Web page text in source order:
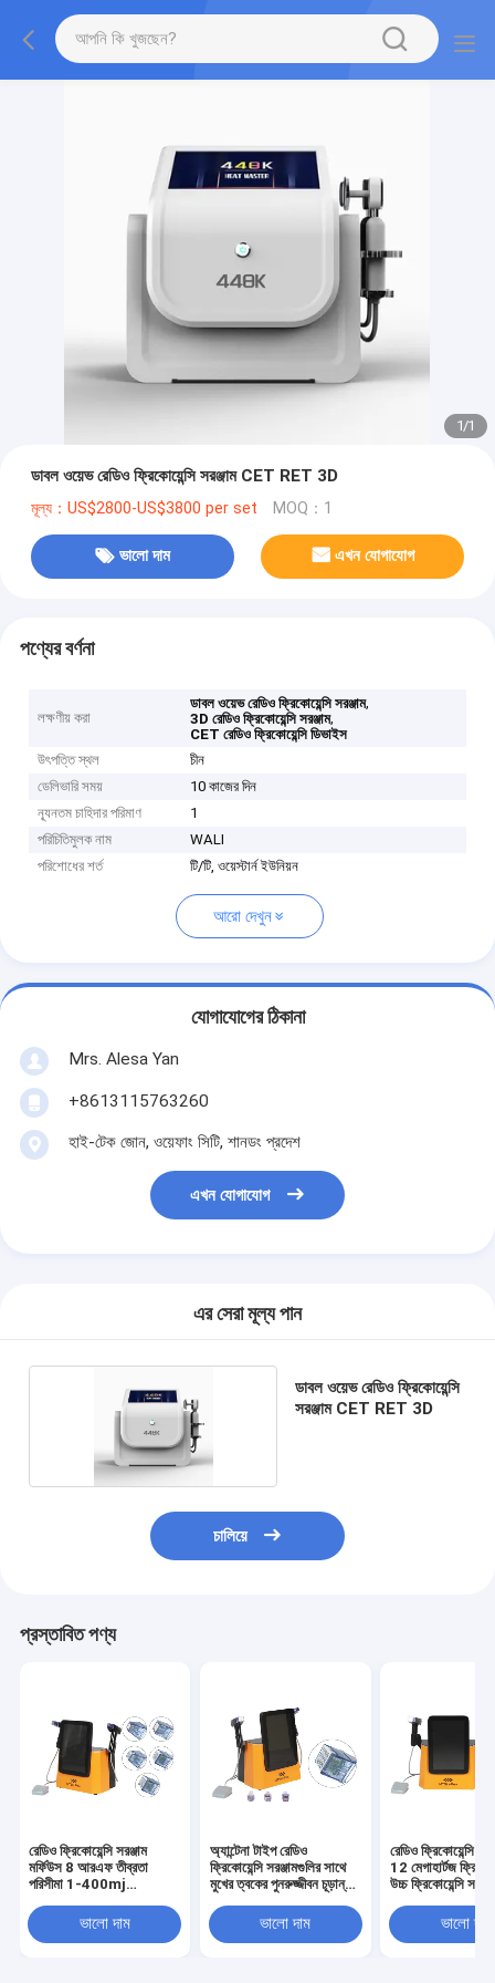
1/1
ডাবল ওয়েভ রেডিও ফ্রিকোয়েন্সি সরঞ্জাম CET RET 3D
মূল্য：US$2800-US$3800 per set MOQ：1
ভালো দাম এখন যোগাযোগ
পণ্যের বর্ণনা
লক্ষণীয় করা
ডাবল ওয়েভ রেডিও ফ্রিকোয়েন্সি সরঞ্জাম,
3D রেডিও ফ্রিকোয়েন্সি সরঞ্জাম,
CET রেডিও ফ্রিকোয়েন্সি ডিভাইস
উৎপত্তি স্থল
চীন
ডেলিভারি সময়
10 কাজের দিন
ন্যূনতম চাহিদার পরিমাণ
1
পরিচিতিমুলক নাম
WALI
পরিশোধের শর্ত
টি/টি, ওয়েস্টার্ন ইউনিয়ন
আরো দেখুন
যোগাযোগের ঠিকানা
Mrs. Alesa Yan
+8613115763260
হাই-টেক জোন, ওয়েফাং সিটি, শানডং প্রদেশ
এখন যোগাযোগ
এর সেরা মূল্য পান
ডাবল ওয়েভ রেডিও ফ্রিকোয়েন্সি
সরঞ্জাম CET RET 3D
চালিয়ে
প্রস্তাবিত পণ্য
রেডিও ফ্রিকোয়েন্সি সরঞ্জাম
মর্ফিউস 8 আরএফ তীব্রতা
পরিসীমা 1-400mj
ভোল্টেজ সঙ্গে আপনার ব্যবসা
আপগ্রেড
ভালো দাম
অ্যান্টেনা টাইপ রেডিও
ফ্রিকোয়েন্সি সরঞ্জামগুলির সাথে
মুখের ত্বকের পুনরুজ্জীবন চূড়ান্ত
ভালো দাম
রেডিও ফ্রিকোয়েন্সি
12 মেগাহার্টজ
উচ্চ ফ্রিকোয়েন্সি
ভালো দাম